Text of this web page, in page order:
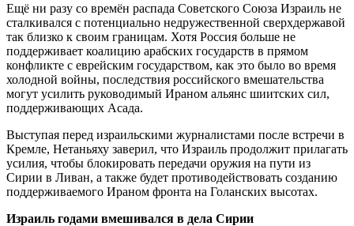
Ещё ни разу со времён распада Советского Союза Израиль не
сталкивался с потенциально недружественной сверхдержавой
так близко к своим границам. Хотя Россия больше не
поддерживает коалицию арабских государств в прямом
конфликте с еврейским государством, как это было во время
холодной войны, последствия российского вмешательства
могут усилить руководимый Ираном альянс шиитских сил,
поддерживающих Асада.
Выступая перед израильскими журналистами после встречи в
Кремле, Нетаньяху заверил, что Израиль продолжит прилагать
усилия, чтобы блокировать передачи оружия на пути из
Сирии в Ливан, а также будет противодействовать созданию
поддерживаемого Ираном фронта на Голанских высотах.
Израиль годами вмешивался в дела Сирии